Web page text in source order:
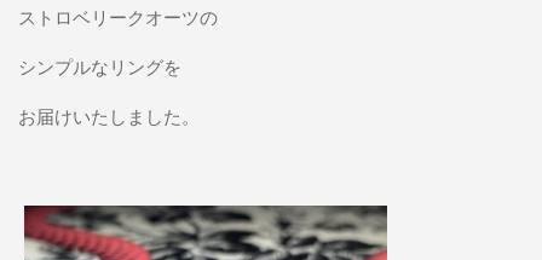
ストロベリークオーツの
シンプルなリングを
お届けいたしました。